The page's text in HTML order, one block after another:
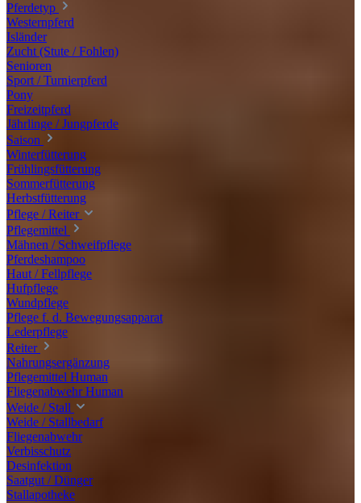
Pferdetyp
Westernpferd
Isländer
Zucht (Stute / Fohlen)
Senioren
Sport / Turnierpferd
Pony
Freizeitpferd
Jährlinge / Jungpferde
Saison
Winterfütterung
Frühlingsfütterung
Sommerfütterung
Herbstfütterung
Pflege / Reiter
Pflegemittel
Mähnen / Schweifpflege
Pferdeshampoo
Haut / Fellpflege
Hufpflege
Wundpflege
Pflege f. d. Bewegungsapparat
Lederpflege
Reiter
Nahrungsergänzung
Pflegemittel Human
Fliegenabwehr Human
Weide / Stall
Weide / Stallbedarf
Fliegenabwehr
Verbisschutz
Desinfektion
Saatgut / Dünger
Stallapotheke